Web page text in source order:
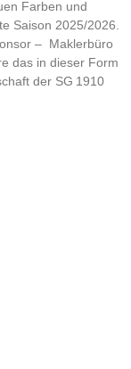
Farben und
Saison 2025/2026.
– Maklerbüro
das in dieser Form
der SG 1910